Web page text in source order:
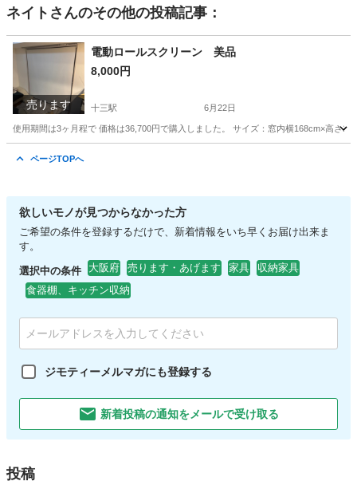
ネイト さんのその他の投稿記事：
売ります
電動ロールスクリーン 美品
8,000円
十三駅 6月22日
使用期間は3ヶ月程で 価格は36,700円で購入しました。 サイズ：窓内横168cm×高さ
ページTOPへ
欲しいモノが見つからなかった方
ご希望の条件を登録するだけで、新着情報をいち早くお届け出来ま
す。
選択中の条件 大阪府 売ります・あげます 家具
収納家具
食器棚、キッチン収納
ジモティーメルマガにも登録する
新着投稿の通知をメールで受け取る
投稿